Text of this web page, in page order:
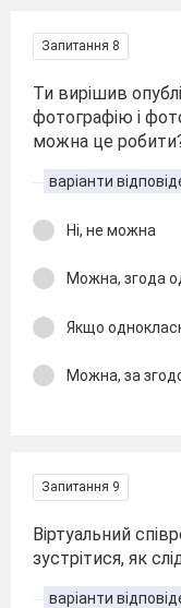
Запитання 8
Ти вирішив
фотографію і
можна це
варіанти
Ні, не можна
Можна, згода
Якщо
Можна, за
Запитання 9
Віртуальний
зустрітися, як
варіанти